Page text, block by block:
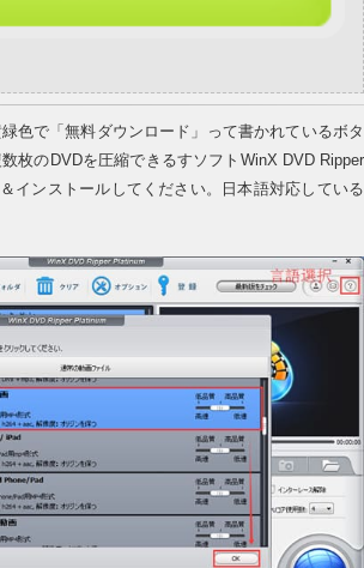
色で「無料ダウンロード」って書かれているボタ
枚のDVDを圧縮できるすソフトWinX DVD Ripper
インストールしてください。日本語対応している